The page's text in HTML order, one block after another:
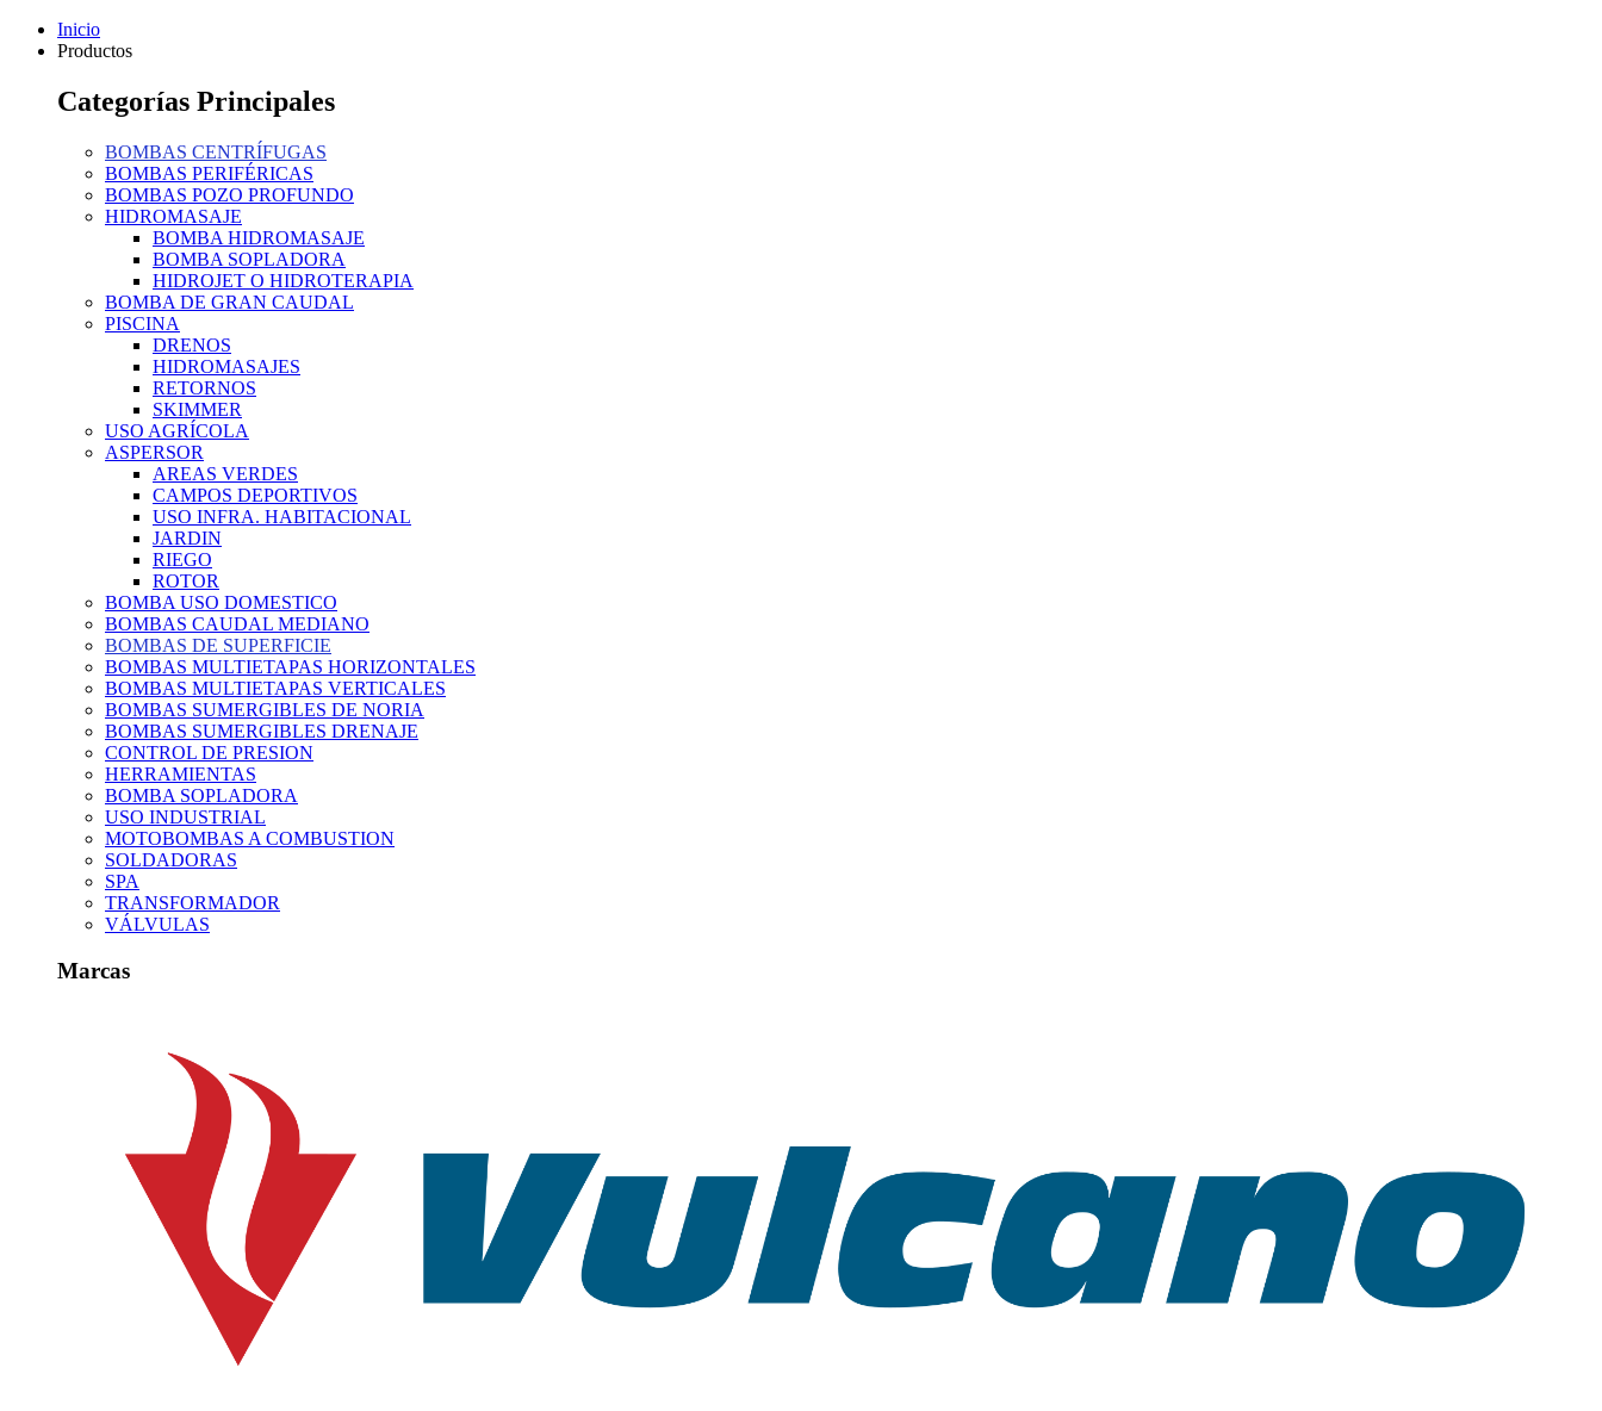
Inicio
Productos
Categorías Principales
BOMBAS CENTRÍFUGAS
BOMBAS PERIFÉRICAS
BOMBAS POZO PROFUNDO
HIDROMASAJE
BOMBA HIDROMASAJE
BOMBA SOPLADORA
HIDROJET O HIDROTERAPIA
BOMBA DE GRAN CAUDAL
PISCINA
DRENOS
HIDROMASAJES
RETORNOS
SKIMMER
USO AGRÍCOLA
ASPERSOR
AREAS VERDES
CAMPOS DEPORTIVOS
USO INFRA. HABITACIONAL
JARDIN
RIEGO
ROTOR
BOMBA USO DOMESTICO
BOMBAS CAUDAL MEDIANO
BOMBAS DE SUPERFICIE
BOMBAS MULTIETAPAS HORIZONTALES
BOMBAS MULTIETAPAS VERTICALES
BOMBAS SUMERGIBLES DE NORIA
BOMBAS SUMERGIBLES DRENAJE
CONTROL DE PRESION
HERRAMIENTAS
BOMBA SOPLADORA
USO INDUSTRIAL
MOTOBOMBAS A COMBUSTION
SOLDADORAS
SPA
TRANSFORMADOR
VÁLVULAS
Marcas